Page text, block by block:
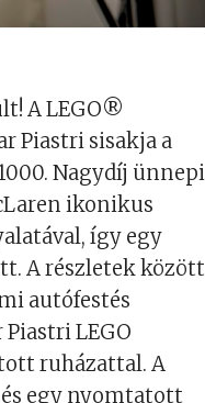
A LEGO®
Piastri sisakja a
Nagydíj ünnepi
ikonikus
így egy
A részletek között
autófestés
LEGO
ruházattal. A
egy nyomtatott